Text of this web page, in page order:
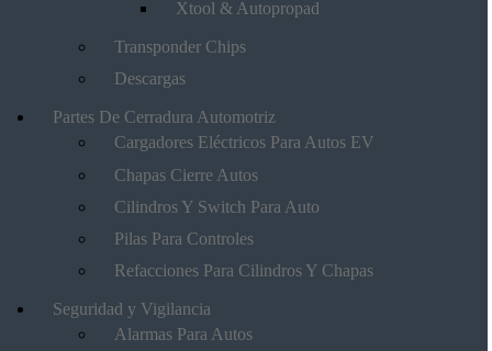
Xtool & Autopropad
Transponder Chips
Descargas
Partes De Cerradura Automotriz
Cargadores Eléctricos Para Autos EV
Chapas Cierre Autos
Cilindros Y Switch Para Auto
Pilas Para Controles
Refacciones Para Cilindros Y Chapas
Seguridad y Vigilancia
Alarmas Para Autos